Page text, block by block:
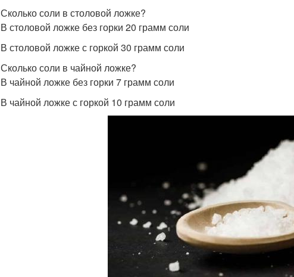
Сколько соли в столовой ложке?
В столовой ложке без горки 20 грамм соли
В столовой ложке с горкой 30 грамм соли
Сколько соли в чайной ложке?
В чайной ложке без горки 7 грамм соли
В чайной ложке с горкой 10 грамм соли